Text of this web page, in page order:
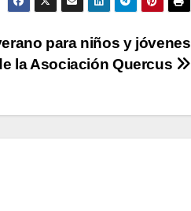
para niños y jóvenes
la Asociación Quercus